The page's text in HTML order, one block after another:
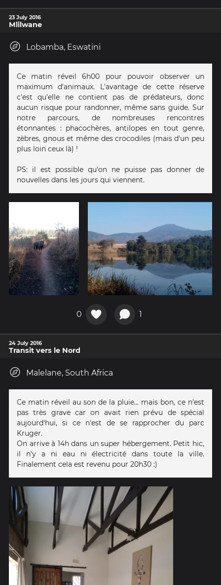
23 July 2016
Mlilwane
Lobamba, Eswatini
Ce matin réveil 6h00 pour pouvoir observer un
maximum d'animaux. L'avantage de cette réserve
c'est qu'elle ne contient pas de prédateurs, donc
aucun risque pour randonner, même sans guide. Sur
notre parcours, de nombreuses rencontres
étonnantes : phacochères, antilopes en tout genre,
zèbres, gnous et même des crocodiles (mais d'un peu
plus loin ceux là) !
PS: il est possible qu'on ne puisse pas donner de
nouvelles dans les jours qui viennent.
0 1
24 July 2016
Transit vers le Nord
Malelane, South Africa
Ce matin réveil au son de la pluie... mais bon, ce n'est
pas très grave car on avait rien prévu de spécial
aujourd'hui, si ce n'est de se rapprocher du parc
Kruger.
On arrive à 14h dans un super hébergement. Petit hic,
il n'y a ni eau ni électricité dans toute la ville.
Finalement cela est revenu pour 20h30 :)